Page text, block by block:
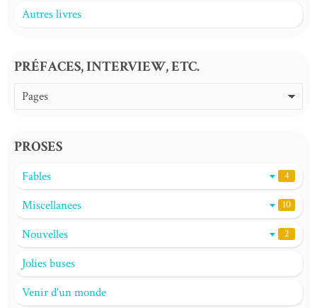
Autres livres
PRÉFACES, INTERVIEW, ETC.
PROSES
Fables 4
Miscellanees 10
Nouvelles 2
Jolies buses
Venir d'un monde